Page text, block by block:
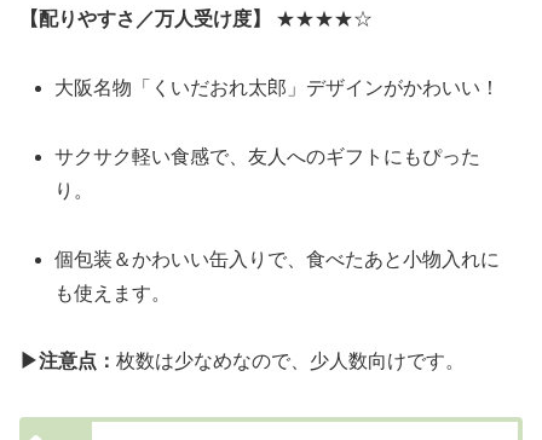
【配りやすさ／万人受け度】
★★★★☆
大阪名物「くいだおれ太郎」デザインがかわいい！
サクサク軽い食感で、友人へのギフトにもぴった
り。
個包装＆かわいい缶入りで、食べたあと小物入れに
も使えます。
▶注意点： 枚数は少なめなので、少人数向けです。